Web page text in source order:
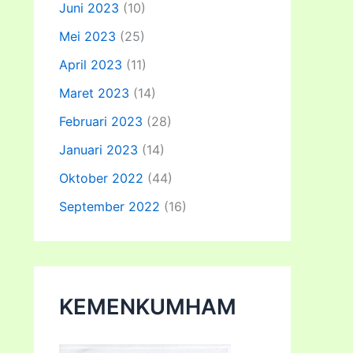
Juni 2023 (10)
Mei 2023 (25)
April 2023 (11)
Maret 2023 (14)
Februari 2023 (28)
Januari 2023 (14)
Oktober 2022 (44)
September 2022 (16)
KEMENKUMHAM